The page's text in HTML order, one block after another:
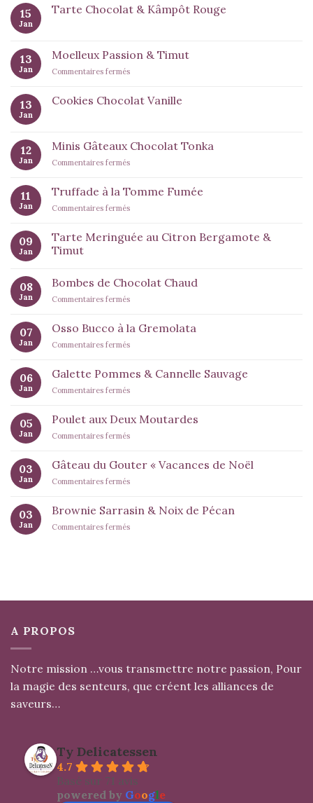
15
Jan
Tarte Chocolat & Kâmpôt Rouge
13
Jan
Moelleux Passion & Timut
Commentaires ferméssur
Passion
&
13
Jan
Cookies Chocolat Vanille
12
Jan
Minis Gâteaux Chocolat Tonka
Commentaires ferméssur
Gâteaux
Chocolat
Tonka
11
Jan
Truffade à la Tomme Fumée
Commentaires ferméssur
la
09
Jan
Tarte Meringuée au Citron Bergamote &
Timut
08
Jan
Bombes de Chocolat Chaud
Commentaires ferméssur
Chocolat
Chaud
07
Jan
Osso Bucco à la Gremolata
Commentaires ferméssur
Bucco
à
la
06
Jan
Galette Pommes & Cannelle Sauvage
Commentaires ferméssur
Pommes
&
Cannelle
05
Jan
Poulet aux Deux Moutardes
Commentaires ferméssur
Deux
Moutardes
03
Jan
Gâteau du Gouter « Vacances de Noël
Commentaires ferméssur
du
Gouter
« Vacances
03
Jan
Brownie Sarrasin & Noix de Pécan
Commentaires ferméssur
A PROPOS
Notre mission …vous transmettre notre passion, Pour
la magie des senteurs, que créent les alliances de
saveurs…
Ty Delicatessen
4.7
Basé sur 71 avis
powered by Google